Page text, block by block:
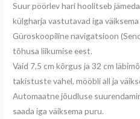
Suur pöörlev hari hoolitseb
külgharja vastutavad iga
Güroskoopiline navigatsioon
tõhusa liikumise eest.
Vaid 7,5 cm kõrgus ja 32 cm
takistuste vahel, mööbli all ja
Automaatne jõudluse
saada iga väiksema puru.